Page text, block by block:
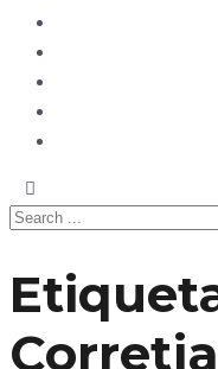
Corretja